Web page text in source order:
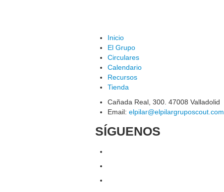
Inicio
El Grupo
Circulares
Calendario
Recursos
Tienda
Cañada Real, 300. 47008 Valladolid
Email: elpilar@elpilargruposcout.com
SÍGUENOS